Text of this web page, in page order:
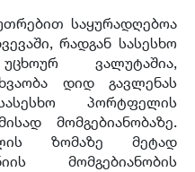
საყურადღებოა
რადგან სასესხო
ვალუტაშია,
დიდ გავლენას
პორტფელის
მომგებიანობაზე.
ზომაზე მეტად
მომგებიანობის